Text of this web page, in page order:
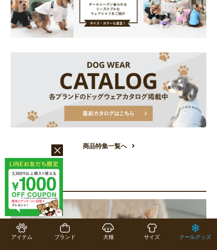
アイテム ブランド 犬種 サイズ クールグッズ
商品特集一覧へ
COLUMN
コラム一覧